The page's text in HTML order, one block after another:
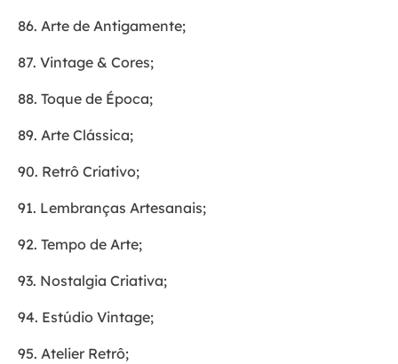
86. Arte de Antigamente;
87. Vintage & Cores;
88. Toque de Época;
89. Arte Clássica;
90. Retrô Criativo;
91. Lembranças Artesanais;
92. Tempo de Arte;
93. Nostalgia Criativa;
94. Estúdio Vintage;
95. Atelier Retrô;